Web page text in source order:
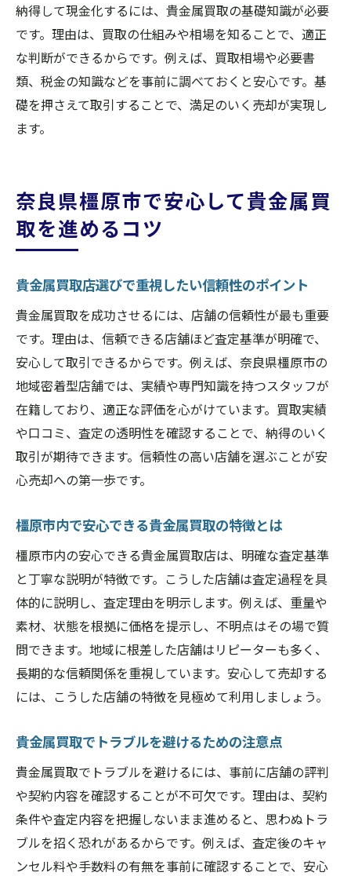
税金の疑問も解決する貴金属買取の基礎知識
貴金属買取と税金の関係をわかりやすく解
説
貴金属アクセサリー売却時の税金はどうな
か
貴金属買取における税金の基本ルールを確
認
税金の疑問を解消する貴金属買取相談のす
納得の取引へ導く貴金属買取体験のすすめ
貴金属買取体験談から学ぶ納得のコツ
貴金属買取で体験した成功と失敗の実例紹
介
貴金属買取を安心して進めた体験者の声
貴金属買取を賢く利用するための実践ポイ
ント
くヒント
貴金属買取で後悔しないための注意事項ま
とめ
橿原市で満足できる貴金属買取の選び方とは
貴金属買取店の選び方で押さえるべき基準
橿原市で信頼される貴金属買取の特徴を解
説
利用者が満足する貴金属買取店の共通点と
事前リサーチが重要な貴金属買取店選び
貴金属買取選びで納得できる決め手を探す
現金化を成功させる貴金属アクセサリー活用法
貴金属買取を活用した賢い現金化アイデア
納得して現金化するには、貴金属買取の基礎知識が必要
です。理由は、買取の仕組みや相場を知ることで、適正
な判断ができるからです。例えば、買取相場や必要書
類、税金の知識などを事前に調べておくと安心です。基
礎を押さえて取引することで、満足のいく売却が実現し
ます。
奈良県橿原市で安心して貴金属買
取を進めるコツ
貴金属買取店選びで重視したい信頼性のポイント
貴金属買取を成功させるには、店舗の信頼性が最も重要
です。理由は、信頼できる店舗ほど査定基準が明確で、
安心して取引できるからです。例えば、奈良県橿原市の
地域密着型店舗では、実績や専門知識を持つスタッフが
在籍しており、適正な評価を心がけています。買取実績
や口コミ、査定の透明性を確認することで、納得のいく
取引が期待できます。信頼性の高い店舗を選ぶことが安
心売却への第一歩です。
橿原市内で安心できる貴金属買取の特徴とは
橿原市内の安心できる貴金属買取店は、明確な査定基準
と丁寧な説明が特徴です。こうした店舗は査定過程を具
体的に説明し、査定理由を明示します。例えば、重量や
素材、状態を根拠に価格を提示し、不明点はその場で質
問できます。地域に根差した店舗はリピーターも多く、
長期的な信頼関係を重視しています。安心して売却する
には、こうした店舗の特徴を見極めて利用しましょう。
貴金属買取でトラブルを避けるための注意点
貴金属買取でトラブルを避けるには、事前に店舗の評判
や契約内容を確認することが不可欠です。理由は、契約
条件や査定内容を把握しないまま進めると、思わぬトラ
ブルを招く恐れがあるからです。例えば、査定後のキャ
ンセル料や手数料の有無を事前に確認することで、安心